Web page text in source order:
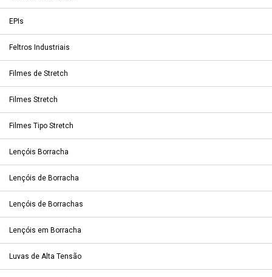
EPIs
Feltros Industriais
Filmes de Stretch
Filmes Stretch
Filmes Tipo Stretch
Lençóis Borracha
Lençóis de Borracha
Lençóis de Borrachas
Lençóis em Borracha
Luvas de Alta Tensão